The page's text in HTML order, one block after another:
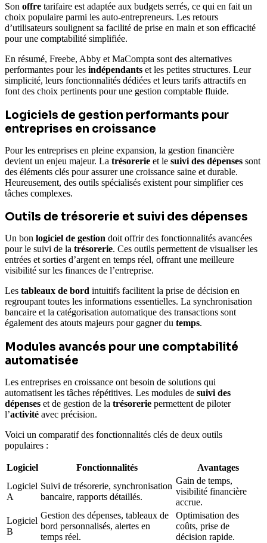
Son offre tarifaire est adaptée aux budgets serrés, ce qui en fait un
choix populaire parmi les auto-entrepreneurs. Les retours
d’utilisateurs soulignent sa facilité de prise en main et son efficacité
pour une comptabilité simplifiée.
En résumé, Freebe, Abby et MaCompta sont des alternatives
performantes pour les indépendants et les petites structures. Leur
simplicité, leurs fonctionnalités dédiées et leurs tarifs attractifs en
font des choix pertinents pour une gestion comptable fluide.
Logiciels de gestion performants pour
entreprises en croissance
Pour les entreprises en pleine expansion, la gestion financière
devient un enjeu majeur. La trésorerie et le suivi des dépenses sont
des éléments clés pour assurer une croissance saine et durable.
Heureusement, des outils spécialisés existent pour simplifier ces
tâches complexes.
Outils de trésorerie et suivi des dépenses
Un bon logiciel de gestion doit offrir des fonctionnalités avancées
pour le suivi de la trésorerie. Ces outils permettent de visualiser les
entrées et sorties d’argent en temps réel, offrant une meilleure
visibilité sur les finances de l’entreprise.
Les tableaux de bord intuitifs facilitent la prise de décision en
regroupant toutes les informations essentielles. La synchronisation
bancaire et la catégorisation automatique des transactions sont
également des atouts majeurs pour gagner du temps.
Modules avancés pour une comptabilité
automatisée
Les entreprises en croissance ont besoin de solutions qui
automatisent les tâches répétitives. Les modules de suivi des
dépenses et de gestion de la trésorerie permettent de piloter
l’activité avec précision.
Voici un comparatif des fonctionnalités clés de deux outils
populaires :
Logiciel Fonctionnalités
Avantages
Logiciel
A
Suivi de trésorerie, synchronisation
bancaire, rapports détaillés.
Gain de temps,
visibilité financière
accrue.
Logiciel
B
Gestion des dépenses, tableaux de
bord personnalisés, alertes en
temps réel.
Optimisation des
coûts, prise de
décision rapide.